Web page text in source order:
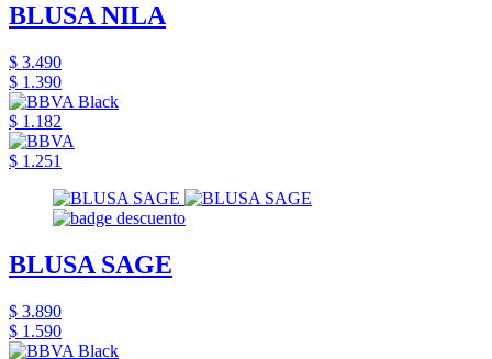
BLUSA NILA
$ 3.490
$ 1.390
$ 1.182
$ 1.251
BLUSA SAGE
$ 3.890
$ 1.590